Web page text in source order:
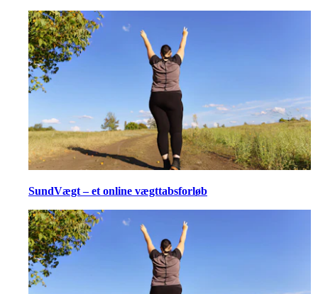
SundVægt – et online vægttabsforløb